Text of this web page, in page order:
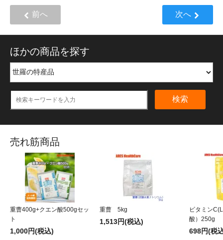
前へ 次へ
ほかの商品を探す
検索
売れ筋商品
重曹400g+クエン酸500gセッ
ト
1,000円(税込)
重曹 5kg
1,513円(税込)
ビタミン
酸）250g
698円(税